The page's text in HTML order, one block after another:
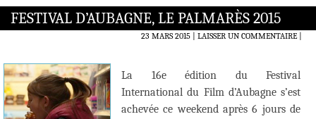
FESTIVAL D’AUBAGNE, LE PALMARÈS 2015
23 MARS 2015 LAISSER UN COMMENTAIRE|
La 16e édition du Festival
International du Film d’Aubagne s’est
achevée ce weekend après 6 jours de